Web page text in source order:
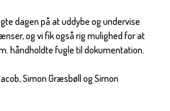
dagen på at uddybe og undervise
og vi fik også rig mulighed for at
håndholdte fugle til dokumentation.
Simon Græsbøll og Simon